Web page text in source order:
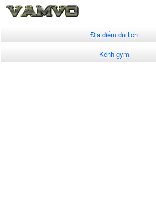
Địa điểm du lịch
Kênh gym